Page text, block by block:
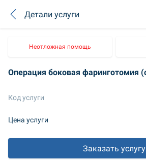
Детали услуги
Неотложная помощь
Код услуги
Цена услуги
Заказать услугу